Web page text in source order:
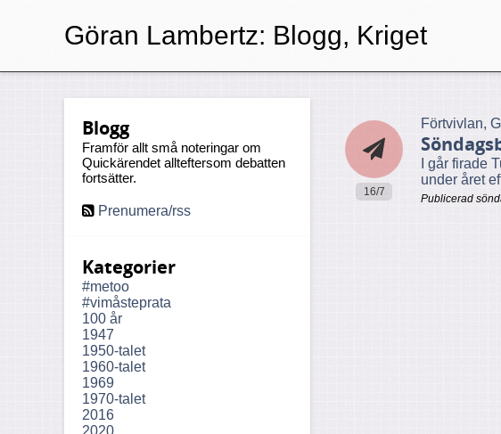
Blogg
Framför allt små noteringar om
Quickärendet allteftersom debatten
fortsätter.
Prenumera/rss
Kategorier
#metoo
#vimåsteprata
100 år
1947
1950-talet
1960-talet
1969
1970-talet
2016
2020
16/7
Förtvivlan,
I går firade
under året
Publicerad
Göran Lambertz: Blogg, Kriget